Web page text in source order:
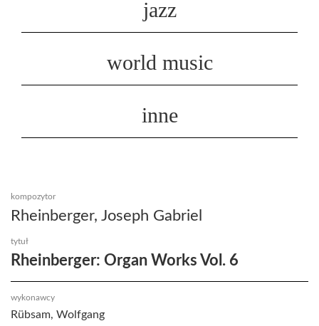
jazz
world music
inne
kompozytor
Rheinberger, Joseph Gabriel
tytuł
Rheinberger: Organ Works Vol. 6
wykonawcy
Rübsam, Wolfgang